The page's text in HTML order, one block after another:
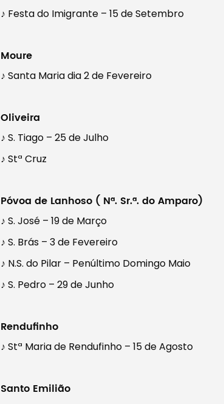
♪ Festa do Imigrante – 15 de Setembro
Moure
♪ Santa Maria dia 2 de Fevereiro
Oliveira
♪ S. Tiago – 25 de Julho
♪ Stª Cruz
Póvoa de Lanhoso ( Nª. Sr.ª. do Amparo)
♪ S. José – 19 de Março
♪ S. Brás – 3 de Fevereiro
♪ N.S. do Pilar – Penúltimo Domingo Maio
♪ S. Pedro – 29 de Junho
Rendufinho
♪ Stª Maria de Rendufinho – 15 de Agosto
Santo Emilião